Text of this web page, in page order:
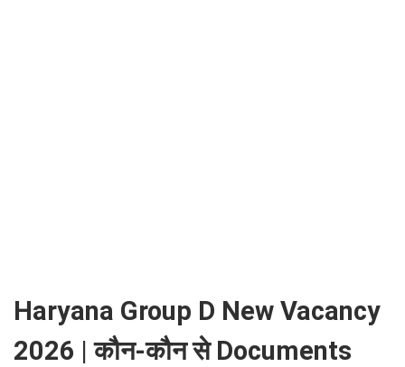
Haryana Group D New Vacancy
2026 | कौन-कौन से Documents